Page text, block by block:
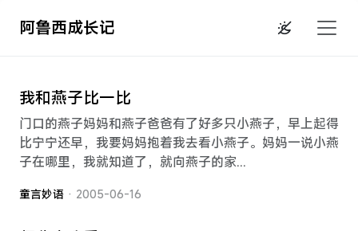
阿鲁西成长记
我和燕子比一比
门口的燕子妈妈和燕子爸爸有了好多只小燕子，早上起得
比宁宁还早，我要妈妈抱着我去看小燕子。妈妈一说小燕
子在哪里，我就知道了，就向燕子的家...
童言妙语 · 2005-06-16